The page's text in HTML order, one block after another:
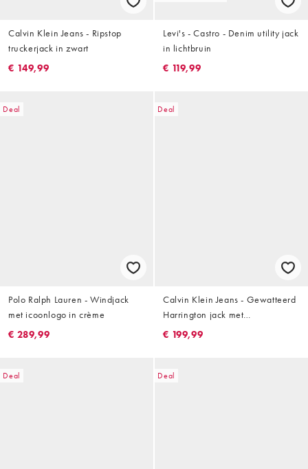
Calvin Klein Jeans - Ripstop
truckerjack in zwart
€ 149,99
Levi's - Castro - Denim utility jack
in lichtbruin
€ 119,99
Deal
Polo Ralph Lauren - Windjack
met icoonlogo in crème
€ 289,99
Deal
Calvin Klein Jeans - Gewatteerd
Harrington jack met
contrasterende stiksels in zwart
€ 199,99
Deal Deal